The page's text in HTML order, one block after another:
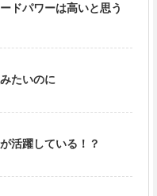
ドパワーは高いと思う
たいのに
活躍している！？